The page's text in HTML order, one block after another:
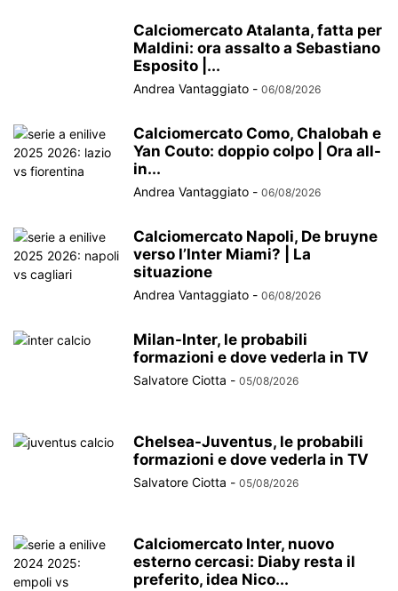
Calciomercato Atalanta, fatta per
Maldini: ora assalto a Sebastiano
Esposito |...
Andrea Vantaggiato - 06/08/2026
Calciomercato Como, Chalobah e
Yan Couto: doppio colpo | Ora all-
in...
Andrea Vantaggiato - 06/08/2026
Calciomercato Napoli, De bruyne
verso l’Inter Miami? | La
situazione
Andrea Vantaggiato - 06/08/2026
Milan-Inter, le probabili
formazioni e dove vederla in TV
Salvatore Ciotta - 05/08/2026
Chelsea-Juventus, le probabili
formazioni e dove vederla in TV
Salvatore Ciotta - 05/08/2026
Calciomercato Inter, nuovo
esterno cercasi: Diaby resta il
preferito, idea Nico...